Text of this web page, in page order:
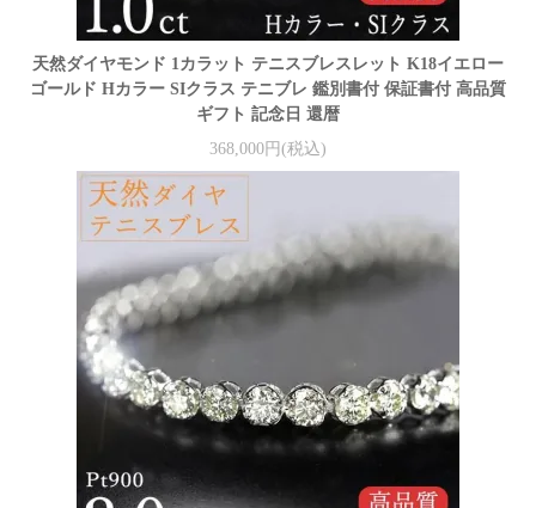
天然ダイヤモンド 1カラット テニスブレスレット K18イエロー
ゴールド Hカラー SIクラス テニブレ 鑑別書付 保証書付 高品質
ギフト 記念日 還暦
368,000円(税込)